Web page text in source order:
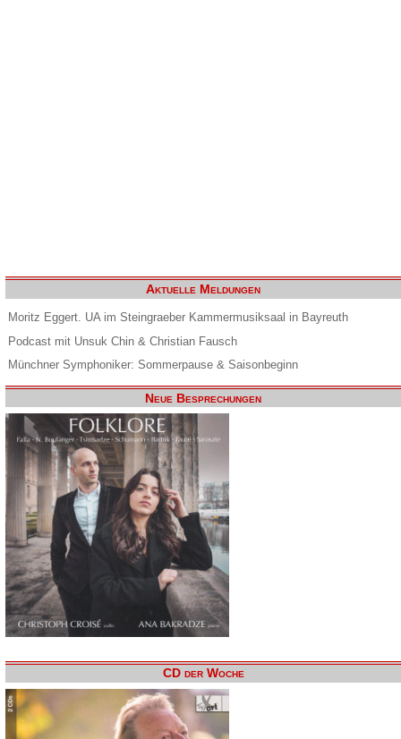
Aktuelle Meldungen
Moritz Eggert. UA im Steingraeber Kammermusiksaal in Bayreuth
Podcast mit Unsuk Chin & Christian Fausch
Münchner Symphoniker: Sommerpause & Saisonbeginn
Neue Besprechungen
CD der Woche